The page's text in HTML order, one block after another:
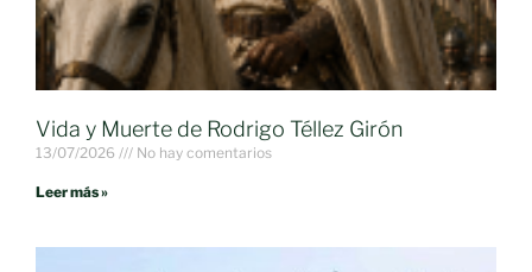
Vida y Muerte de Rodrigo Téllez Girón
13/07/2026 No hay comentarios
Leer más »